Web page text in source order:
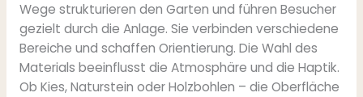
Wege strukturieren den Garten und führen Besucher
gezielt durch die Anlage. Sie verbinden verschiedene
Bereiche und schaffen Orientierung. Die Wahl des
Materials beeinflusst die Atmosphäre und die Haptik.
Ob Kies, Naturstein oder Holzbohlen – die Oberfläche